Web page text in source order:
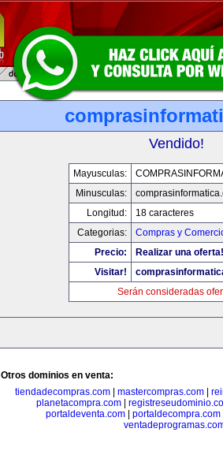
Vendido!
Mayusculas:
Minusculas:
Longitud:
18 caracteres
Categorias:
Compras y
Precio:
Realizar una oferta!
Visitar!
Serán consideradas
Otros dominios en venta:
tiendadecompras.com| mastercompras.com|
planetacompra.com|
portaldeventa.com
portaldecompra.com